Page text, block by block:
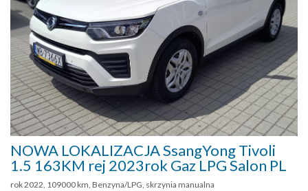
NOWA LOKALIZACJA SsangYong Tivoli
1.5 163KM rej 2023rok Gaz LPG Salon PL
rok 2022, 109000 km, Benzyna/LPG, skrzynia manualna